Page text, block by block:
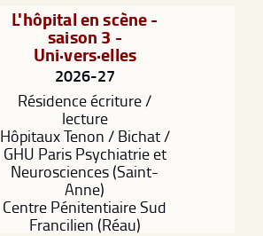
L'hôpital en scène -
saison 3 -
Uni·vers·elles
2026-27
Résidence écriture /
lecture
Hôpitaux Tenon / Bichat /
GHU Paris Psychiatrie et
Neurosciences (Saint-
Anne)
Centre Pénitentiaire Sud
Francilien (Réau)